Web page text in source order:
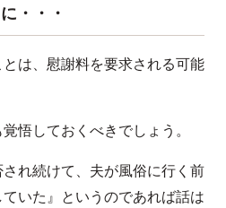
・・・
は、慰謝料を要求される可能
悟しておくべきでしょう。
れ続けて、夫が風俗に行く前
いた』というのであれば話は